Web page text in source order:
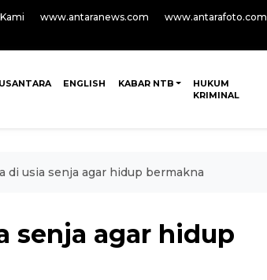
www.antaranews.com
www.antarafoto.com
ENGLISH KABAR NTB
HUKUM
KRIMINAL
di usia senja agar hidup bermakna
senja agar hidup